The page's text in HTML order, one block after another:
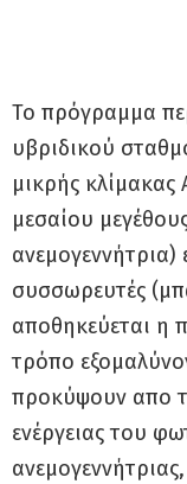
Το πρόγραμμα
υβριδικού
μικρής
μεσαίου
συσσωρευτές
αποθηκεύεται η
τρόπο
προκύψουν απο
ενέργειας του